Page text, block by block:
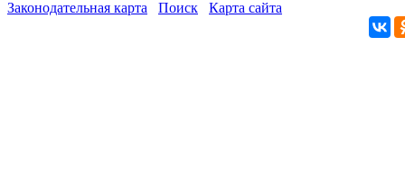
Законодательная карта Поиск Карта сайта